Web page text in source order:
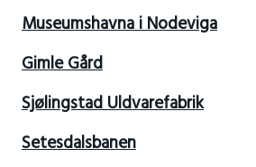
Museumshavna i Nodeviga
Gimle Gård
Sjølingstad Uldvarefabrik
Setesdalsbanen